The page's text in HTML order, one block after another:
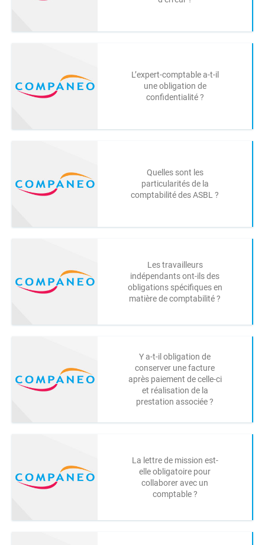
L’expert-comptable a-t-il
une obligation de
confidentialité ?
Quelles sont les
particularités de la
comptabilité des ASBL ?
Les travailleurs
indépendants ont-ils des
obligations spécifiques en
matière de comptabilité ?
Y a-t-il obligation de
conserver une facture
après paiement de celle-ci
et réalisation de la
prestation associée ?
La lettre de mission est-
elle obligatoire pour
collaborer avec un
comptable ?